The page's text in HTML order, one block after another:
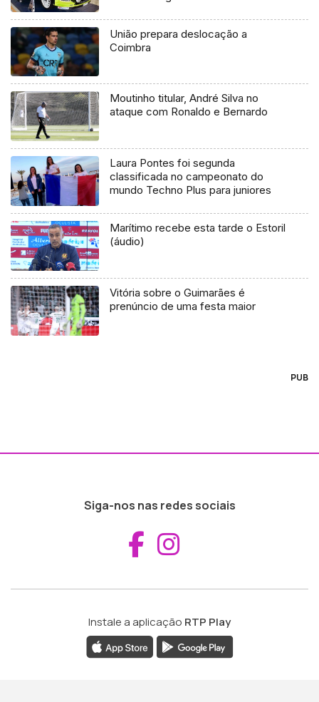
União prepara deslocação a
Coimbra
Moutinho titular, André Silva no
ataque com Ronaldo e Bernardo
Laura Pontes foi segunda
classificada no campeonato do
mundo Techno Plus para juniores
Marítimo recebe esta tarde o Estoril
(áudio)
Vitória sobre o Guimarães é
prenúncio de uma festa maior
PUB
Siga-nos nas redes sociais
Aceder ao
Instale a aplicação RTP Play